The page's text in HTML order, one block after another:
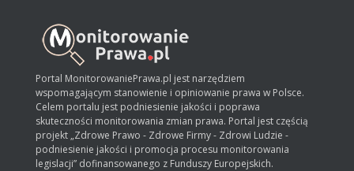
Portal MonitorowaniePrawa.pl jest narzędziem
wspomagającym stanowienie i opiniowanie prawa w Polsce.
Celem portalu jest podniesienie jakości i poprawa
skuteczności monitorowania zmian prawa. Portal jest częścią
projekt „Zdrowe Prawo - Zdrowe Firmy - Zdrowi Ludzie -
podniesienie jakości i promocja procesu monitorowania
legislacji” dofinansowanego z Funduszy Europejskich.